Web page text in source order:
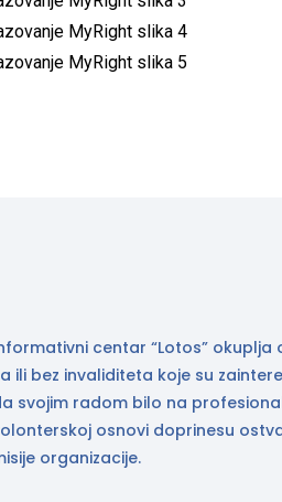
centar “Lotos” okuplja
ili bez invaliditeta koje su
svojim radom bilo na
osnovi doprinesu
organizacije.